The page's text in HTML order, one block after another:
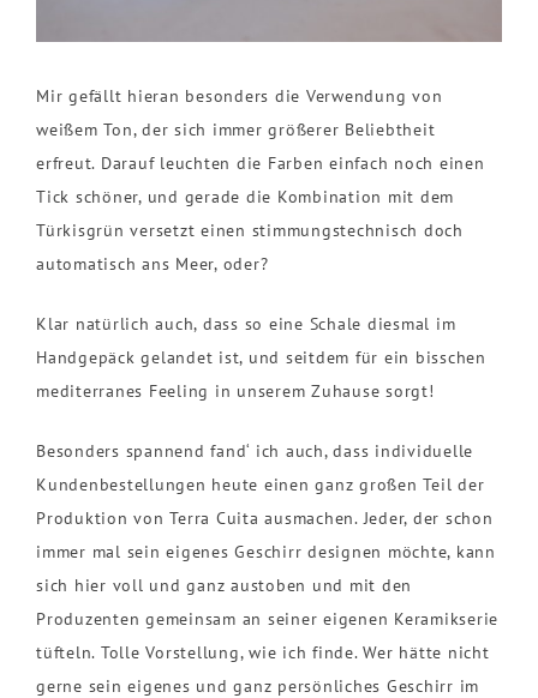
Mir gefällt hieran besonders die Verwendung von
weißem Ton, der sich immer größerer Beliebtheit
erfreut. Darauf leuchten die Farben einfach noch einen
Tick schöner, und gerade die Kombination mit dem
Türkisgrün versetzt einen stimmungstechnisch doch
automatisch ans Meer, oder?
Klar natürlich auch, dass so eine Schale diesmal im
Handgepäck gelandet ist, und seitdem für ein bisschen
mediterranes Feeling in unserem Zuhause sorgt!
Besonders spannend fand‘ ich auch, dass individuelle
Kundenbestellungen heute einen ganz großen Teil der
Produktion von Terra Cuita ausmachen. Jeder, der schon
immer mal sein eigenes Geschirr designen möchte, kann
sich hier voll und ganz austoben und mit den
Produzenten gemeinsam an seiner eigenen Keramikserie
tüfteln. Tolle Vorstellung, wie ich finde. Wer hätte nicht
gerne sein eigenes und ganz persönliches Geschirr im